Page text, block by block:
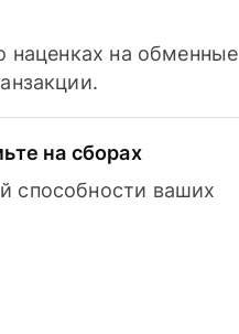
наценках на обменные
на сборах
способности ваших